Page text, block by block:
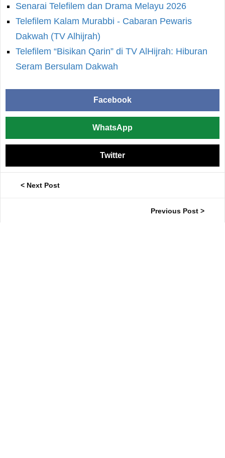
Senarai Telefilem dan Drama Melayu 2026
Telefilem Kalam Murabbi - Cabaran Pewaris
Dakwah (TV Alhijrah)
Telefilem “Bisikan Qarin” di TV AlHijrah: Hiburan
Seram Bersulam Dakwah
Facebook
WhatsApp
Twitter
< Next Post
Previous Post >